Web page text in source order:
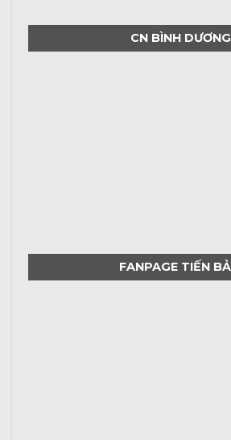
CN BÌNH DƯƠNG
FANPAGE TIẾN